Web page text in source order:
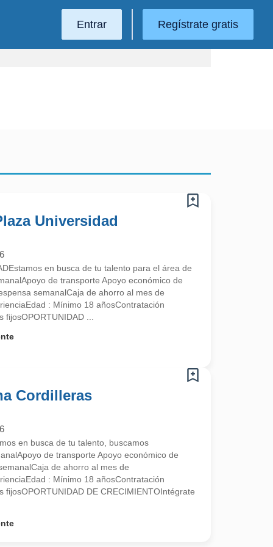
Entrar Regístrate gratis
Universidad
en busca de tu talento para el área de
de transporte Apoyo económico de
semanalCaja de ahorro al mes de
: Mínimo 18 añosContratación
...
Cordilleras
en busca de tu talento, buscamos
de transporte Apoyo económico de
de ahorro al mes de
: Mínimo 18 añosContratación
fijosOPORTUNIDAD DE CRECIMIENTOIntégrate